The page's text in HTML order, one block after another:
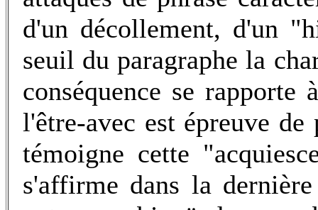
d'un décollement, d'un
seuil du paragraphe la
conséquence se rapporte
l'être-avec est épreuve
témoigne cette
s'affirme dans la